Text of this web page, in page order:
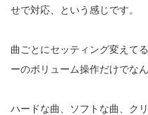
せで対応、という感じです。
曲ごとにセッティング変えて
ーのボリューム操作だけでな
ハードな曲、ソフトな曲、ク